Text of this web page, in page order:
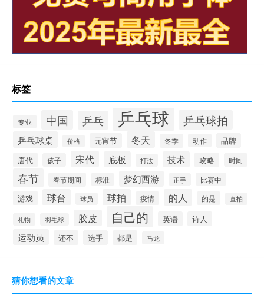
标签
专业 中国 乒乓 乒乓球 乒乓球拍
乒乓球桌 价格 元宵节 冬天 冬季 动作
品牌
唐代
孩子 宋代 底板 打法 技术 攻略 时间
春节 春节期间 标准 梦幻西游 正手 比赛中
游戏 球台 球员 球拍 疫情 的人 的是 直拍
礼物 羽毛球 胶皮 自己的 英语 诗人
运动员 还不 选手 都是 马龙
猜你想看的文章